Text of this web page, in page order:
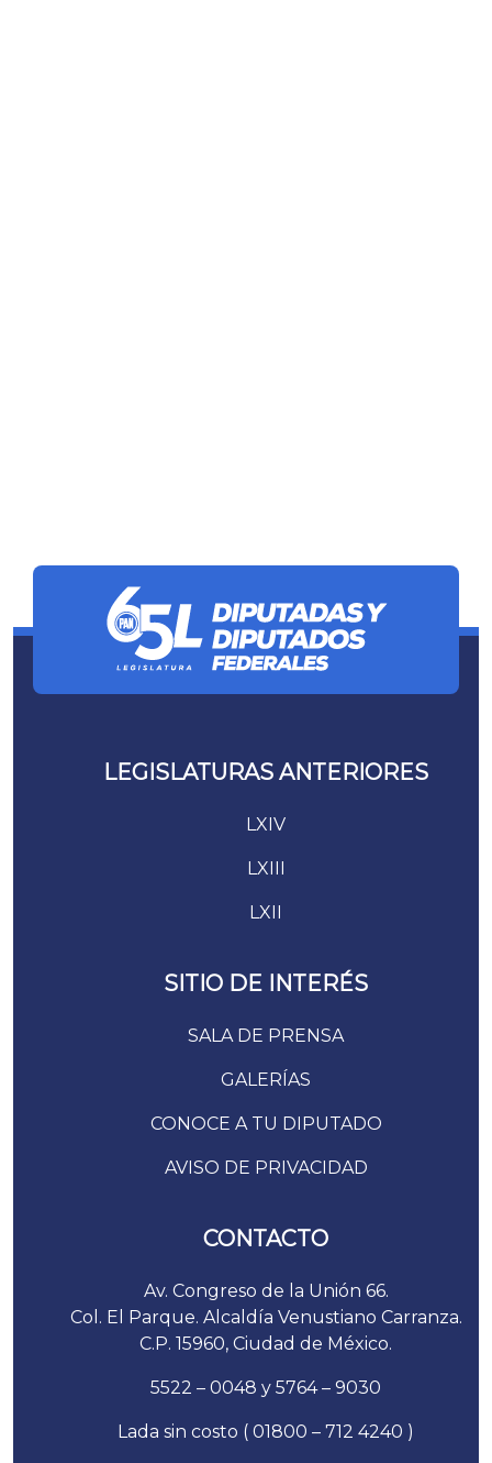
LEGISLATURAS ANTERIORES
LXIV
LXIII
LXII
SITIO DE INTERÉS
SALA DE PRENSA
GALERÍAS
CONOCE A TU DIPUTADO
AVISO DE PRIVACIDAD
CONTACTO
Av. Congreso de la Unión 66.
Col. El Parque. Alcaldía Venustiano Carranza.
C.P. 15960, Ciudad de México.
5522 – 0048 y 5764 – 9030
Lada sin costo ( 01800 – 712 4240 )